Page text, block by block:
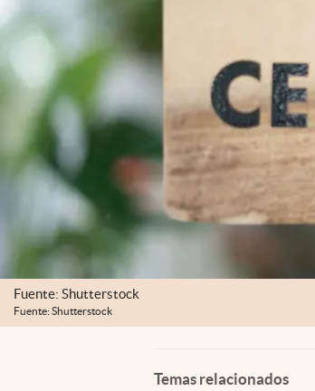
Fuente: Shutterstock
Fuente: Shutterstock
Temas relacionados